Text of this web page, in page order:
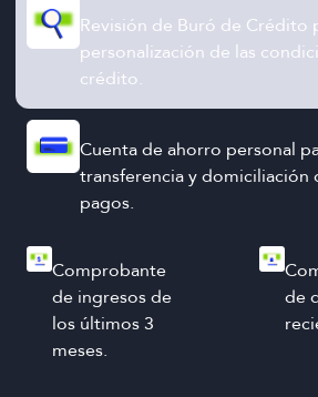
Revisión de Buró de Crédito
personalización de las
crédito.
Cuenta de ahorro personal
transferencia y domiciliación
pagos.
Comprobante
de ingresos de
los últimos 3
meses.
de